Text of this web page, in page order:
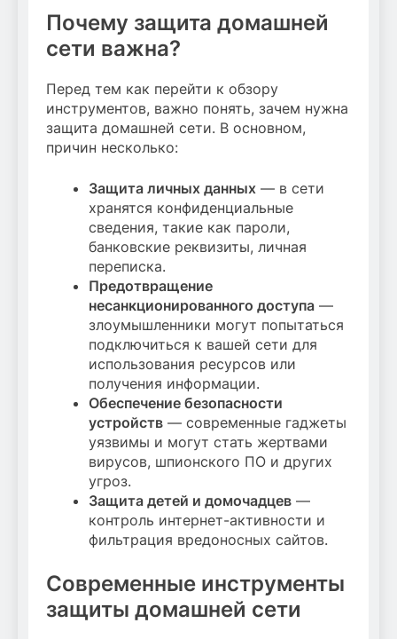
Почему защита домашней
сети важна?
Перед тем как перейти к обзору
инструментов, важно понять, зачем нужна
защита домашней сети. В основном,
причин несколько:
Защита личных данных — в сети
хранятся конфиденциальные
сведения, такие как пароли,
банковские реквизиты, личная
переписка.
Предотвращение
несанкционированного доступа —
злоумышленники могут попытаться
подключиться к вашей сети для
использования ресурсов или
получения информации.
Обеспечение безопасности
устройств — современные гаджеты
уязвимы и могут стать жертвами
вирусов, шпионского ПО и других
угроз.
Защита детей и домочадцев —
контроль интернет-активности и
фильтрация вредоносных сайтов.
Современные инструменты
защиты домашней сети